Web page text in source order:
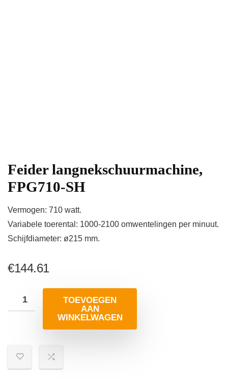
Feider langnekschuurmachine,
FPG710-SH
Vermogen: 710 watt.
Variabele toerental: 1000-2100 omwentelingen per minuut.
Schijfdiameter: ø215 mm.
€144.61
TOEVOEGEN
AAN
WINKELWAGEN